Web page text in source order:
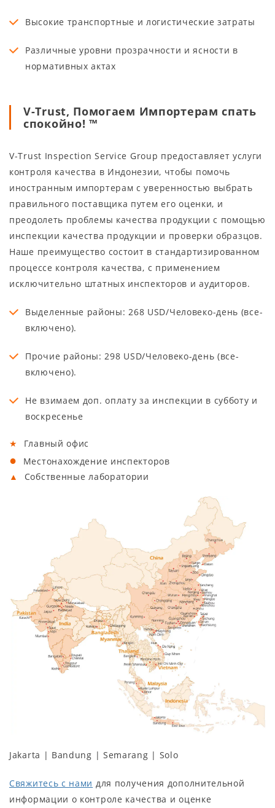
Высокие транспортные и логистические затраты
Различные уровни прозрачности и ясности в
нормативных актах
V-Trust, Помогаем Импортерам спать
спокойно! ™
V-Trust Inspection Service Group предоставляет услуги
контроля качества в Индонезии, чтобы помочь
иностранным импортерам с уверенностью выбрать
правильного поставщика путем его оценки, и
преодолеть проблемы качества продукции с помощью
инспекции качества продукции и проверки образцов.
Наше преимущество состоит в стандартизированном
процессе контроля качества, с применением
исключительно штатных инспекторов и аудиторов.
Выделенные районы: 268 USD/Человеко-день (все-
включено).
Прочие районы: 298 USD/Человеко-день (все-
включено).
Не взимаем доп. оплату за инспекции в субботу и
воскресенье
★ Главный офис
●
Местонахождение инспекторов
▲
Собственные лаборатории
Jakarta | Bandung | Semarang | Solo
Свяжитесь с нами для получения дополнительной
информации о контроле качества и оценке